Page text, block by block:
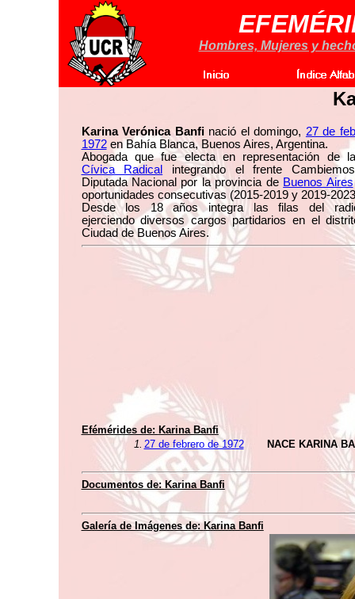
Hombres, Mujeres y
Karina Verónica Banfinació el domingo, 27 de
1972en Bahía Blanca, Buenos Aires, Argentina.
Abogada que fue electa en representación de
Cívica Radical
integrando el frente
Diputada Nacional por la provincia de Buenos Aires
oportunidades consecutivas (2015-2019 y 2019-
Desde los 18 años integra las filas del
ejerciendo diversos cargos partidarios en el
Ciudad de Buenos Aires.
Efémérides de: Karina Banfi
1. 27 de febrero de 1972 NACE KARINA
Documentos de:Karina Banfi
Galería de Imágenes de: Karina Banfi